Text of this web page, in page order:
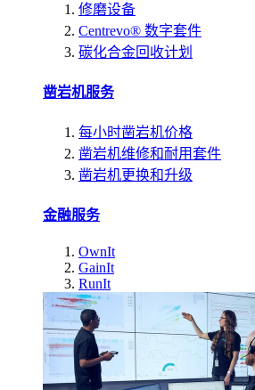
修磨设备
Centrevo® 数字套件
碳化合金回收计划
凿岩机服务
每小时凿岩机价格
凿岩机维修和耐用套件
凿岩机更换和升级
金融服务
OwnIt
GainIt
RunIt